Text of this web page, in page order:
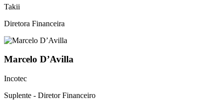
Takii
Diretora Financeira
Marcelo D’Avilla
Incotec
Suplente - Diretor Financeiro